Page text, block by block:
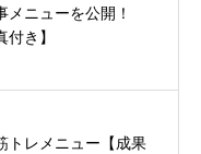
メニューを公開！
付き】
トレメニュー【成果